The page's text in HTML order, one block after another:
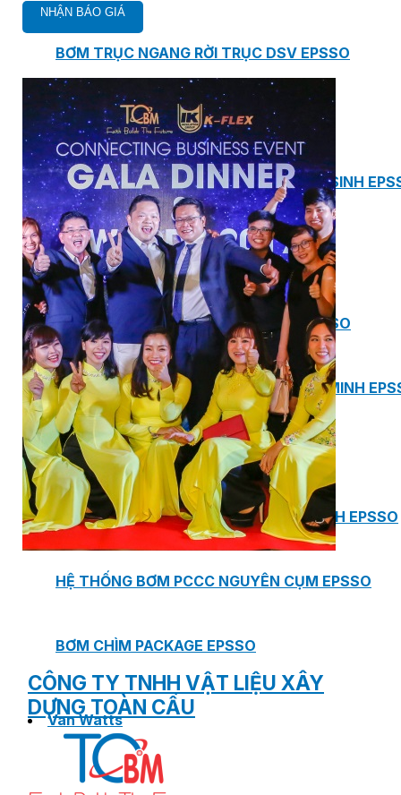
BƠM TRỤC NGANG RỜI TRỤC DSV EPSSO
BƠM CHÌM THOÁT NƯỚC EPSSO
HỆ THỐNG BƠM NÂNG NƯỚC THẢI VỆ SINH
HỆ THỐNG CẤP NƯỚC UỐNG EPSSO
HỆ THỐNG TÁCH DẦU NƯỚC THẢI EPSSO
HỆ THỐNG XỬ LÝ NƯỚC THẢI THÔNG MINH
PHÒNG BƠM (PUMP ROOM) EPSSO
TRẠM BƠM TÍCH HỢP SẴN THÔNG MINH EPSSO
HỆ THỐNG BƠM PCCC NGUYÊN CỤM EPSSO
BƠM CHÌM PACKAGE EPSSO
Van Watts
CÔNG TY TNHH VẬT LIỆU XÂY
DỰNG TOÀN CẦU